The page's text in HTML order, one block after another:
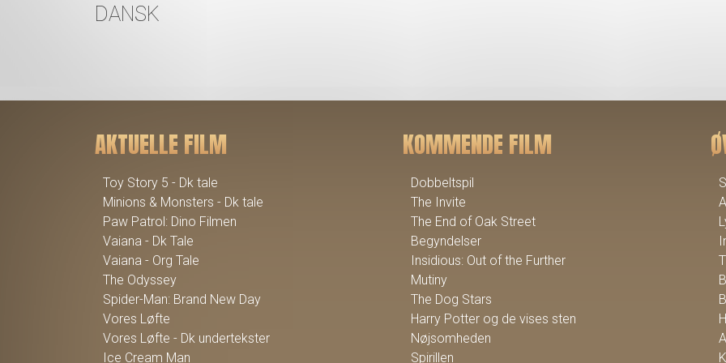
DANSK
AKTUELLE FILM
Toy Story 5 - Dk tale
Minions & Monsters - Dk tale
Paw Patrol: Dino Filmen
Vaiana - Dk Tale
Vaiana - Org Tale
The Odyssey
Spider-Man: Brand New Day
Vores Løfte
Vores Løfte - Dk undertekster
Ice Cream Man
KOMMENDE FILM
Dobbeltspil
The Invite
The End of Oak Street
Begyndelser
Insidious: Out of the Further
Mutiny
The Dog Stars
Harry Potter og de vises sten
Nøjsomheden
Spirillen